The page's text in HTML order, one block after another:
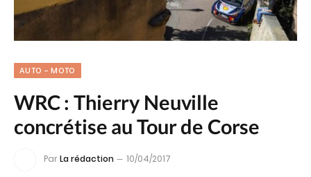
AUTO - MOTO
WRC : Thierry Neuville
concrétise au Tour de Corse
ParLa rédaction 10/04/2017